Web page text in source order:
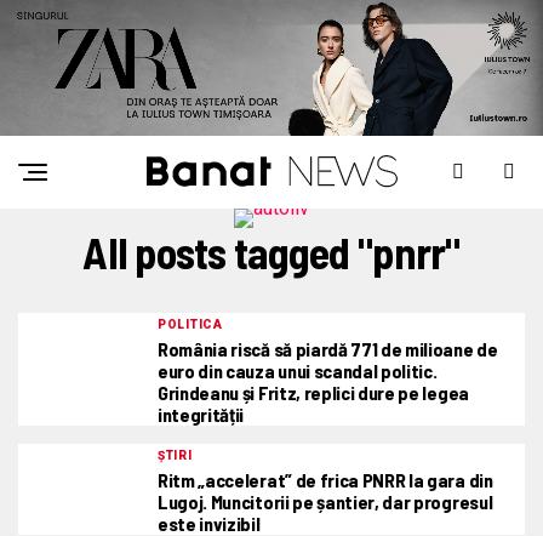
All posts tagged "pnrr"
POLITICA
România riscă să piardă 771 de milioane de
euro din cauza unui scandal politic.
Grindeanu și Fritz, replici dure pe legea
integrității
ȘTIRI
Ritm „accelerat” de frica PNRR la gara din
Lugoj. Muncitorii pe șantier, dar progresul
este invizibil